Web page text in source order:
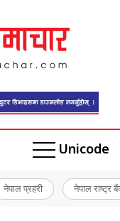
Unicode
नेपाल प्रहरी नेपाल राष्ट्र